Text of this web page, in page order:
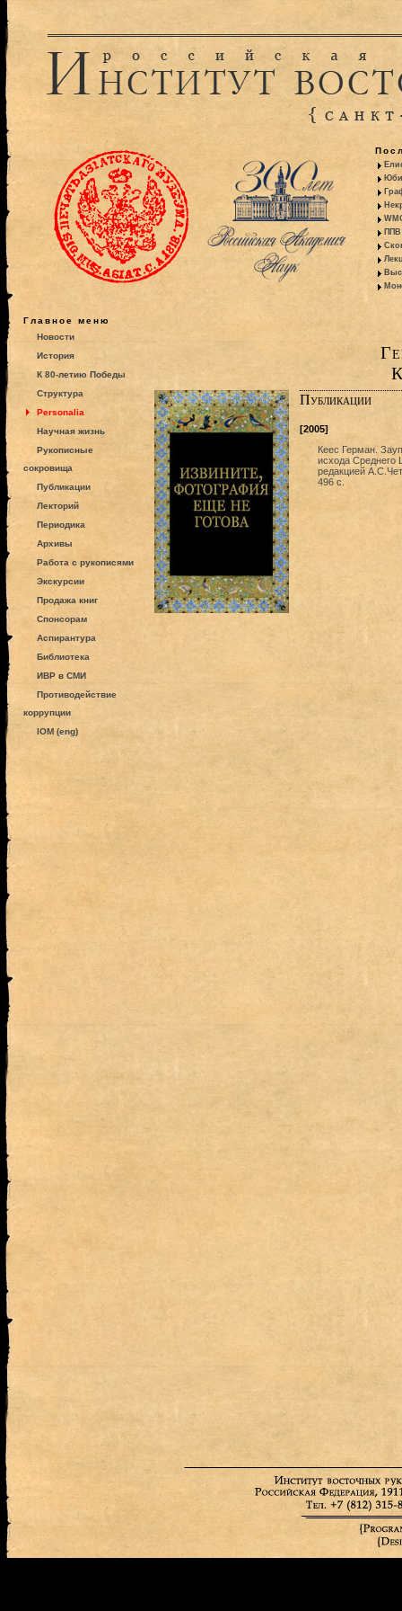
ППВ
Главное меню
Новости
История
К 80-летию Победы
Структура
Personalia
Научная жизнь
Рукописные
сокровища
Публикации
Лекторий
Периодика
Архивы
Работа с рукописями
Экскурсии
Продажа книг
Спонсорам
Аспирантура
Библиотека
ИВР в СМИ
Противодействие
коррупции
IOM (eng)
Публикации
[2005]
Кеес Герман.
исхода Среднего
редакцией
496 с.